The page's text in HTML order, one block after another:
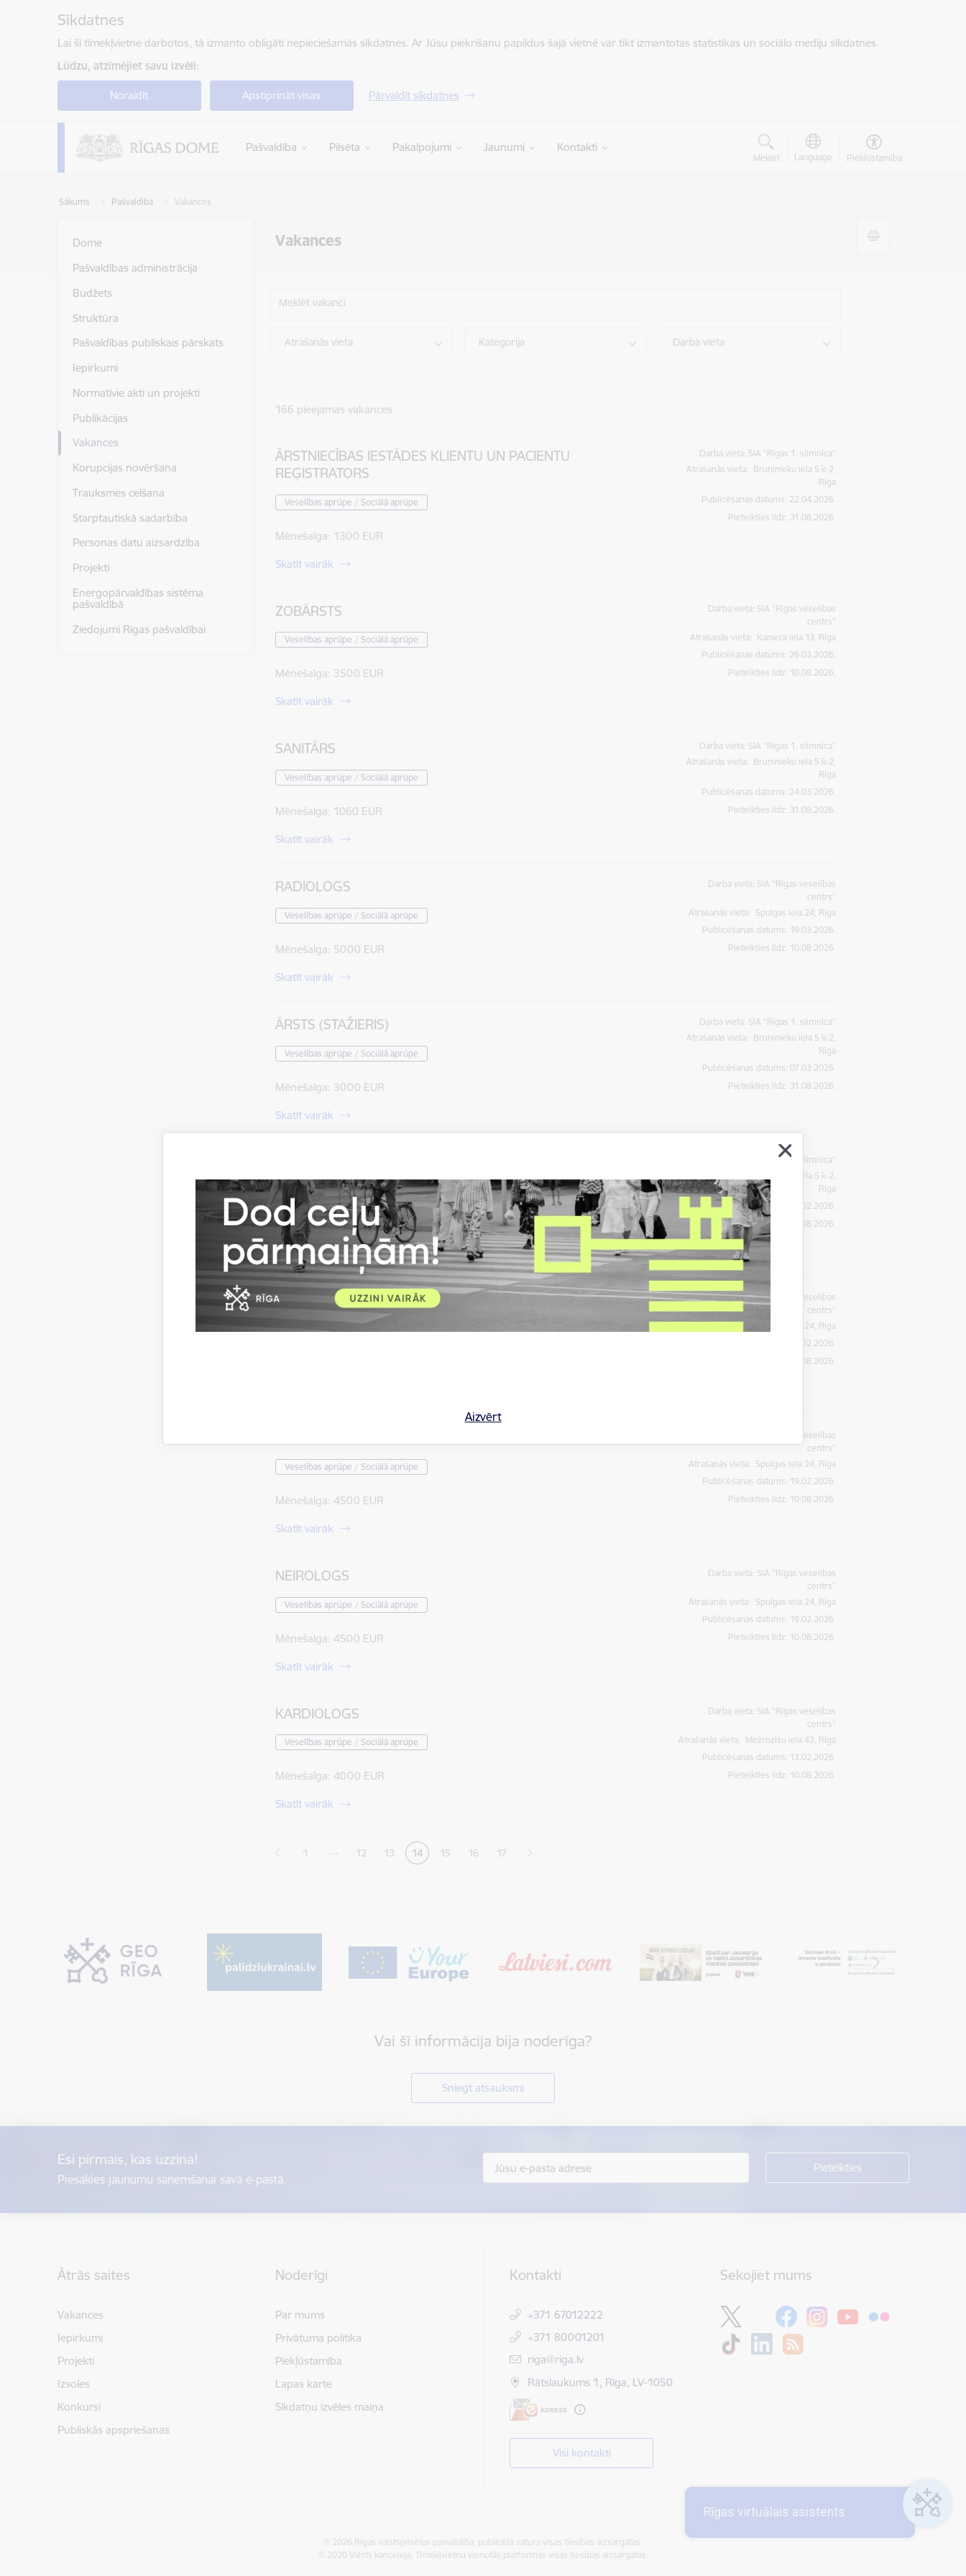
Sīkdatnes
Lai šī tīmekļvietne darbotos, tā izmanto obligāti nepieciešamās sīkdatnes. Ar Jūsu piekrišanu papildus šajā vietnē var tikt izmantotas statistikas un sociālo mediju sīkdatnes.
Lūdzu, atzīmējiet savu izvēli:
Noraidīt Apstiprināt visas Pārvaldīt sīkdatnes
Pašvaldība Pilsēta Pakalpojumi Jaunumi Kontakti
Meklēt Language Piekļūstamība
Sākums Pašvaldība Vakances
Vakances
Aizvērt
Dome
Pašvaldības administrācija
Budžets
Struktūra
Pašvaldības publiskais pārskats
Iepirkumi
Normatīvie akti un projekti
Publikācijas
Vakances
Korupcijas novēršana
Trauksmes celšana
Starptautiskā sadarbība
Personas datu aizsardzība
Projekti
Energopārvaldības sistēma
pašvaldībā
Ziedojumi Rīgas pašvaldībai
Meklēt vakanci
Atrašanās vieta Kategorija Darba vieta
166 pieejamas vakances
ĀRSTNIECĪBAS IESTĀDES KLIENTU UN PACIENTU
REĢISTRATORS
Veselības aprūpe / Sociālā aprūpe
Mēnešalga: 1300 EUR
Skatīt vairāk
Darba vieta: SIA "Rīgas 1. slimnīca"
Atrašanās vieta: Bruņinieku iela 5 k-2,
Rīga
Publicēšanas datums: 22.04.2026.
Pieteikties līdz: 31.08.2026.
ZOBĀRSTS
Veselības aprūpe / Sociālā aprūpe
Mēnešalga: 3500 EUR
Skatīt vairāk
Darba vieta: SIA "Rīgas veselības
centrs"
Atrašanās vieta: Kaņiera iela 13, Rīga
Publicēšanas datums: 26.03.2026.
Pieteikties līdz: 10.08.2026.
SANITĀRS
Veselības aprūpe / Sociālā aprūpe
Mēnešalga: 1060 EUR
Skatīt vairāk
Darba vieta: SIA "Rīgas 1. slimnīca"
Atrašanās vieta: Bruņinieku iela 5 k-2,
Rīga
Publicēšanas datums: 24.03.2026.
Pieteikties līdz: 31.08.2026.
RADIOLOGS
Veselības aprūpe / Sociālā aprūpe
Mēnešalga: 5000 EUR
Skatīt vairāk
Darba vieta: SIA "Rīgas veselības
centrs"
Atrašanās vieta: Spulgas iela 24, Rīga
Publicēšanas datums: 19.03.2026.
Pieteikties līdz: 10.08.2026.
ĀRSTS (STAŽIERIS)
Veselības aprūpe / Sociālā aprūpe
Mēnešalga: 3000 EUR
Skatīt vairāk
Darba vieta: SIA "Rīgas 1. slimnīca"
Atrašanās vieta: Bruņinieku iela 5 k-2,
Rīga
Publicēšanas datums: 07.03.2026.
Pieteikties līdz: 31.08.2026.
Veselības aprūpe / Sociālā aprūpe
Mēnešalga: 1744 līdz 1925 EUR
Skatīt vairāk
Darba vieta: SIA "Rīgas 1. slimnīca"
Bruņinieku iela 5 k-2,
Rīga
Publicēšanas datums: 28.02.2026.
Pieteikties līdz
31.08.2026.
GINEKOLOGS, DZEMDĪBU SPECIĀLISTS
Veselības aprūpe / Sociālā aprūpe
Darba vieta: SIA "Rīgas veselības
centrs"
Spulgas iela 24, Rīga
Publicēšanas datums: 19.02.2026.
10.08.2026.
Veselības aprūpe / Sociālā aprūpe
Mēnešalga: 4500 EUR
Skatīt vairāk
Darba vieta: SIA "Rīgas veselības
centrs"
Atrašanās vieta: Spulgas iela 24, Rīga
Publicēšanas datums: 19.02.2026.
Pieteikties līdz: 10.08.2026.
NEIROLOGS
Veselības aprūpe / Sociālā aprūpe
Mēnešalga: 4500 EUR
Skatīt vairāk
Darba vieta: SIA "Rīgas veselības
centrs"
Atrašanās vieta: Spulgas iela 24, Rīga
Publicēšanas datums: 19.02.2026.
Pieteikties līdz: 10.08.2026.
KARDIOLOGS
Veselības aprūpe / Sociālā aprūpe
Mēnešalga: 4000 EUR
Skatīt vairāk
Darba vieta: SIA "Rīgas veselības
centrs"
Atrašanās vieta: Mežrozīšu iela 43, Rīga
Publicēšanas datums: 13.02.2026.
Pieteikties līdz: 10.08.2026.
1 … Lapa
12 Lapa
13 Pašreizējā lapa
14 Lapa
15 Lapa
16 17
Vai šī informācija bija noderīga?
Sniegt atsauksmi
Esi pirmais, kas uzzina!
Piesakies jaunumu saņemšanai savā e-pastā.
Ātrās saites
Vakances
Iepirkumi
Projekti
Izsoles
Konkursi
Publiskās apspriešanas
Noderīgi
Par mums
Privātuma politika
Piekļūstamība
Lapas karte
Sīkdatņu izvēles maiņa
Kontakti
+371 67012222
+371 80001201
E-pasts:
riga@riga.lv
Rātslaukums 1, Rīga, LV-1050
Visi kontakti
Sekojiet mums
© 2026 Rīgas valstspilsētas pašvaldība, publicētā satura visas tiesības aizsargātas.
© 2020 Valsts kanceleja, Tīmekļvietņu vienotās platformas visas tiesības aizsargātas.
Rīgas virtuālais asistents